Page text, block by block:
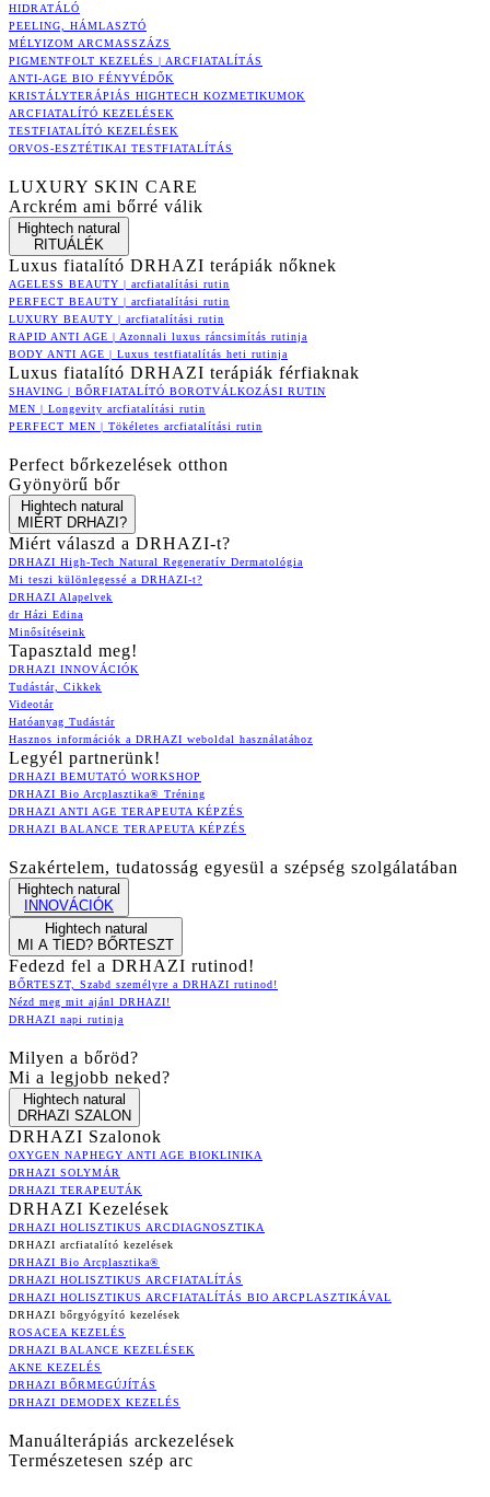
HIDRATÁLÓ
PEELING, HÁMLASZTÓ
MÉLYIZOM ARCMASSZÁZS
PIGMENTFOLT KEZELÉS | ARCFIATALÍTÁS
ANTI-AGE BIO FÉNYVÉDŐK
KRISTÁLYTERÁPIÁS HIGHTECH KOZMETIKUMOK
ARCFIATALÍTÓ KEZELÉSEK
TESTFIATALÍTÓ KEZELÉSEK
ORVOS-ESZTÉTIKAI TESTFIATALÍTÁS
LUXURY SKIN CARE
Arckrém ami bőrré válik
Hightech natural
RITUÁLÉK
Luxus fiatalító DRHAZI terápiák nőknek
AGELESS BEAUTY | arcfiatalítási rutin
PERFECT BEAUTY | arcfiatalítási rutin
LUXURY BEAUTY | arcfiatalítási rutin
RAPID ANTI AGE | Azonnali luxus ráncsimítás rutinja
BODY ANTI AGE | Luxus testfiatalítás heti rutinja
Luxus fiatalító DRHAZI terápiák férfiaknak
SHAVING | BŐRFIATALÍTÓ BOROTVÁLKOZÁSI RUTIN
MEN | Longevity arcfiatalítási rutin
PERFECT MEN | Tökéletes arcfiatalítási rutin
Perfect bőrkezelések otthon
Gyönyörű bőr
Hightech natural
MIÉRT DRHAZI?
Miért válaszd a DRHAZI-t?
DRHAZI High-Tech Natural Regeneratív Dermatológia
Mi teszi különlegessé a DRHAZI-t?
DRHAZI Alapelvek
dr Házi Edina
Minősítéseink
Tapasztald meg!
DRHAZI INNOVÁCIÓK
Tudástár, Cikkek
Videotár
Hatóanyag Tudástár
Hasznos információk a DRHAZI weboldal használatához
Legyél partnerünk!
DRHAZI BEMUTATÓ WORKSHOP
DRHAZI Bio Arcplasztika® Tréning
DRHAZI ANTI AGE TERAPEUTA KÉPZÉS
DRHAZI BALANCE TERAPEUTA KÉPZÉS
Szakértelem, tudatosság egyesül a szépség szolgálatában
Hightech natural
INNOVÁCIÓK
Hightech natural
MI A TIED? BŐRTESZT
Fedezd fel a DRHAZI rutinod!
BŐRTESZT, Szabd személyre a DRHAZI rutinod!
Nézd meg mit ajánl DRHAZI!
DRHAZI napi rutinja
Milyen a bőröd?
Mi a legjobb neked?
Hightech natural
DRHAZI SZALON
DRHAZI Szalonok
OXYGEN NAPHEGY ANTI AGE BIOKLINIKA
DRHAZI SOLYMÁR
DRHAZI TERAPEUTÁK
DRHAZI Kezelések
DRHAZI HOLISZTIKUS ARCDIAGNOSZTIKA
DRHAZI arcfiatalító kezelések
DRHAZI Bio Arcplasztika®
DRHAZI HOLISZTIKUS ARCFIATALÍTÁS
DRHAZI HOLISZTIKUS ARCFIATALÍTÁS BIO ARCPLASZTIKÁVAL
DRHAZI bőrgyógyító kezelések
ROSACEA KEZELÉS
DRHAZI BALANCE KEZELÉSEK
AKNE KEZELÉS
DRHAZI BŐRMEGÚJÍTÁS
DRHAZI DEMODEX KEZELÉS
Manuálterápiás arckezelések
Természetesen szép arc